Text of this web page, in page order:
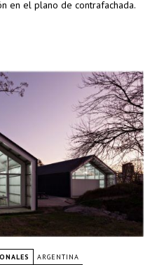
en el plano de contrafachada.
ARGENTINA